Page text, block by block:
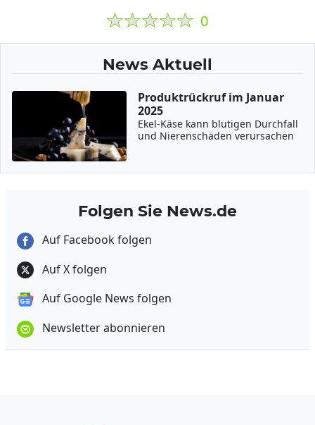
0
News Aktuell
Produktrückruf im Januar
2025
Ekel-Käse kann blutigen Durchfall
und Nierenschäden verursachen
Folgen Sie News.de
Auf Facebook folgen
Auf X folgen
Auf Google News folgen
Newsletter abonnieren